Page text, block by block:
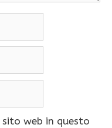
web in questo